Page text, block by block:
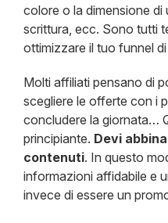
colore o la dimensione di
scrittura, ecc. Sono tutti
ottimizzare il tuo funnel
Molti affiliati pensano di
scegliere le offerte con i
concludere la giornata…
principiante. Devi
contenuti. In questo
informazioni affidabile e
invece di essere un